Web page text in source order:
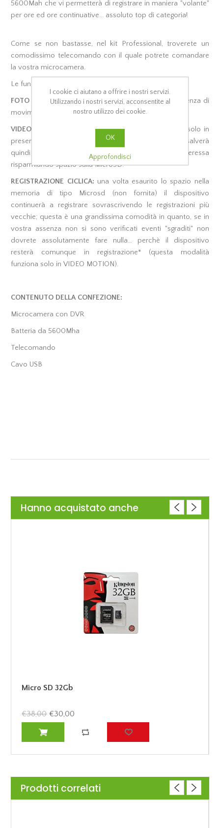
5600Mah che vi permetterà di registrare in maniera "volante"
per ore ed ore continuative... assoluto top di categoria!
Come se non bastasse, nel kit Professional, troverete un
comodissimo telecomando con il quale potrete comandare
la vostra microcamera.
Le funzioni di questo dispositivo sono innumerevoli:
FOTO MOTION:effettua scatti fotografici solo in presenza di
movimento
VIDEO MOTION:
il dispositivo registrerà audio/video solo in
presenza di movimenti davanti alla microcamera e salverà
quindi in memoria soltanto quello che vi interessa
risparmiando spazio sulla MicroSD.
REGISTRAZIONE CICLICA: una volta esaurito lo spazio nella
memoria di tipo Microsd (non fornita) il dispositivo
continuerà a registrare sovrascrivendo le registrazioni più
vecchie; questa è una grandissima comodità in quanto, se in
vostra assenza non si sono verificati eventi "sgraditi" non
dovrete assolutamente fare nulla... perchè il dispositivo
resterà comunque in registrazione* (questa modalità
funziona solo in VIDEO MOTION).
CONTENUTO DELLA CONFEZIONE:
Microcamera con DVR
Batteria da 5600Mha
Telecomando
Cavo USB
Hanno acquistato anche
Micro SD 32Gb
€38,00 €30,00
Prodotti correlati
I cookie ci aiutano a offrire i nostri servizi.
Utilizzando i nostri servizi, acconsentite al
nostro utilizzo dei cookie.
OK
Approfondisci